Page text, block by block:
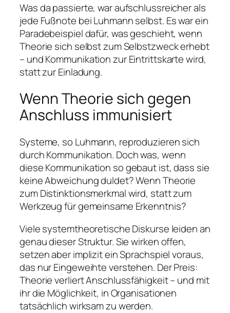
Was da passierte, war aufschlussreicher als
jede Fußnote bei Luhmann selbst. Es war ein
Paradebeispiel dafür, was geschieht, wenn
Theorie sich selbst zum Selbstzweck erhebt
– und Kommunikation zur Eintrittskarte wird,
statt zur Einladung.
Wenn Theorie sich gegen
Anschluss immunisiert
Systeme, so Luhmann, reproduzieren sich
durch Kommunikation. Doch was, wenn
diese Kommunikation so gebaut ist, dass sie
keine Abweichung duldet? Wenn Theorie
zum Distinktionsmerkmal wird, statt zum
Werkzeug für gemeinsame Erkenntnis?
Viele systemtheoretische Diskurse leiden an
genau dieser Struktur. Sie wirken offen,
setzen aber implizit ein Sprachspiel voraus,
das nur Eingeweihte verstehen. Der Preis:
Theorie verliert Anschlussfähigkeit – und mit
ihr die Möglichkeit, in Organisationen
tatsächlich wirksam zu werden.